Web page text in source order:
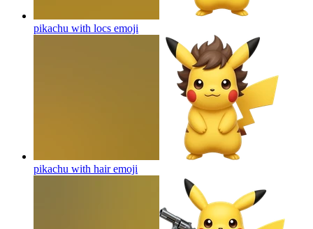
pikachu with locs emoji
pikachu with hairemoji